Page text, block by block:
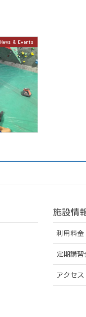
News & Events
施設情
利用料金
定期講習
アクセス